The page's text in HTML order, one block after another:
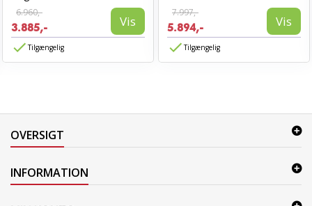
6.960,-
3.885,- Vis
Tilgængelig
7.997,-
5.894,- Vis
Tilgængelig
OVERSIGT
INFORMATION